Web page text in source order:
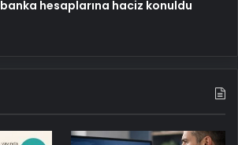
banka hesaplarına haciz konuldu